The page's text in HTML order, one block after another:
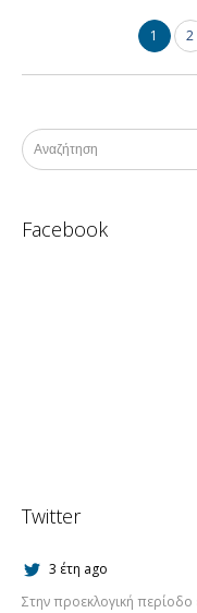
1 2
Facebook
Twitter
3 έτη ago
Στην προεκλογική